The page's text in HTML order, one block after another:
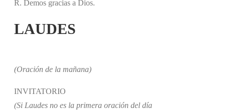
R. Demos gracias a Dios.
LAUDES
(Oración de la mañana)
INVITATORIO
(Si Laudes no es la primera oración del día